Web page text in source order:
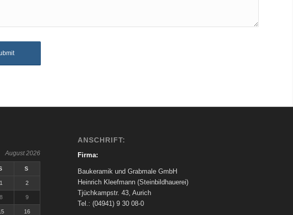
August 2026
S
1 2
8 9
16
ANSCHRIFT:
Firma:
Baukeramik und Grabmale GmbH
Heinrich Kleefmann (Steinbildhauerei)
Tjüchkampstr. 43, Aurich
Tel.: (04941) 9 30 08-0